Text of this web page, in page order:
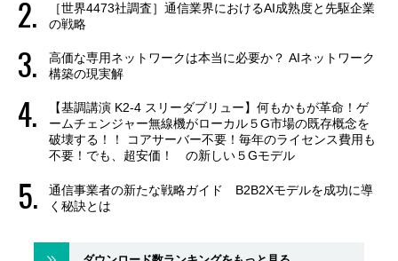
［世界4473社調査］通信業界におけるAI成熟度と先駆企業
の戦略
高価な専用ネットワークは本当に必要か？ AIネットワーク
構築の現実解
【基調講演 K2-4 スリーダブリュー】何もかもが革命！ゲ
ームチェンジャー無線機がローカル５G市場の既存概念を
破壊する！！ コアサーバー不要！毎年のライセンス費用も
不要！でも、超安価！ の新しい５Gモデル
通信事業者の新たな戦略ガイド B2B2Xモデルを成功に導
く秘訣とは